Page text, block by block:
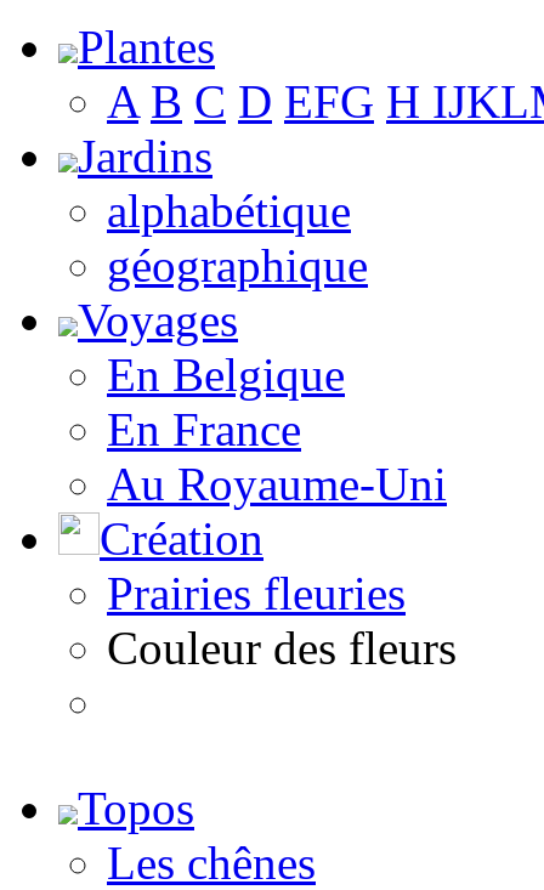
Plantes
A B C D EFG H IJKL
Jardins
alphabétique
géographique
Voyages
En Belgique
En France
Au Royaume-Uni
Création
Prairies fleuries
Couleur des fleurs
Topos
Les chênes